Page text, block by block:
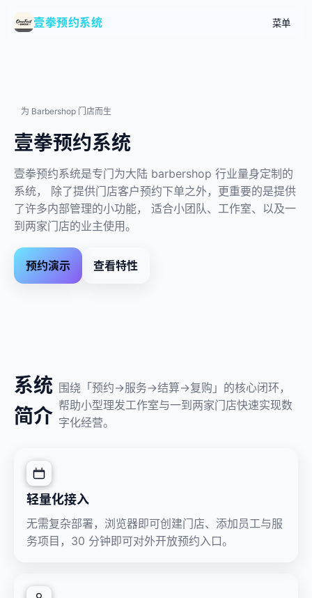
壹拳预约系统 菜单
为 Barbershop 门店而生
壹拳预约系统
壹拳预约系统是专门为大陆 barbershop 行业量身定制的
系统， 除了提供门店客户预约下单之外，更重要的是提供
了许多内部管理的小功能， 适合小团队、工作室、以及一
到两家门店的业主使用。
预约演示 查看特性
系统
简介
围绕「预约→服务→结算→复购」的核心闭环，
帮助小型理发工作室与一到两家门店快速实现数
字化经营。
轻量化接入
无需复杂部署，浏览器即可创建门店、添加员工与服
务项目，30 分钟即可对外开放预约入口。